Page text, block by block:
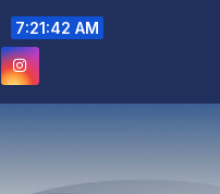
7:21:44 AM